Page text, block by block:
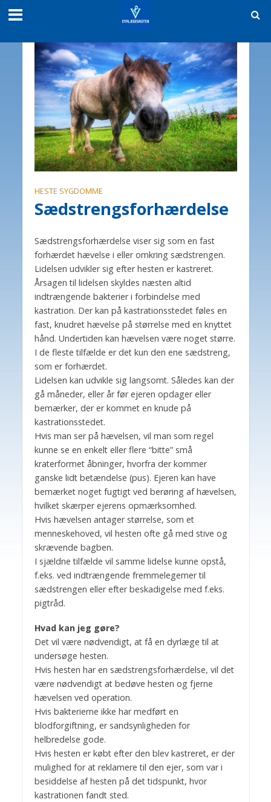
HESTE SYGDOMME
Sædstrengsforhærdelse
Sædstrengsforhærdelse viser sig som en fast
forhærdet hævelse i eller omkring sædstrengen.
Lidelsen udvikler sig efter hesten er kastreret.
Årsagen til lidelsen skyldes næsten altid
indtrængende bakterier i forbindelse med
kastration. Der kan på kastrationsstedet føles en
fast, knudret hævelse på størrelse med en knyttet
hånd. Undertiden kan hævelsen være noget større.
I de fleste tilfælde er det kun den ene sædstreng,
som er forhærdet.
Lidelsen kan udvikle sig langsomt. Således kan der
gå måneder, eller år før ejeren opdager eller
bemærker, der er kommet en knude på
kastrationsstedet.
Hvis man ser på hævelsen, vil man som regel
kunne se en enkelt eller flere “bitte” små
kraterformet åbninger, hvorfra der kommer
ganske lidt betændelse (pus). Ejeren kan have
bemærket noget fugtigt ved berøring af hævelsen,
hvilket skærper ejerens opmærksomhed.
Hvis hævelsen antager størrelse, som et
menneskehoved, vil hesten ofte gå med stive og
skrævende bagben.
I sjældne tilfælde vil samme lidelse kunne opstå,
f.eks. ved indtrængende fremmelegemer til
sædstrengen eller efter beskadigelse med f.eks.
pigtråd.
Hvad kan jeg gøre?
Det vil være nødvendigt, at få en dyrlæge til at
undersøge hesten.
Hvis hesten har en sædstrengsforhærdelse, vil det
være nødvendigt at bedøve hesten og fjerne
hævelsen ved operation.
Hvis bakterierne ikke har medført en
blodforgiftning, er sandsynligheden for
helbredelse gode.
Hvis hesten er købt efter den blev kastreret, er der
mulighed for at reklamere til den ejer, som var i
besiddelse af hesten på det tidspunkt, hvor
kastrationen fandt sted.